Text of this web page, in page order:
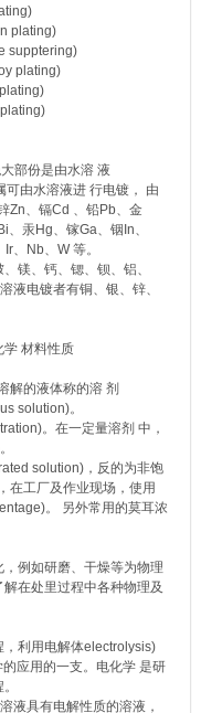
plating)
supptering)
plating)
部份是由水溶 液
由水溶液进 行电镀， 由
Zn、镉Cd 、铅Pb、金
汞Hg、镓Ga、铟In、
、Nb、W 等。
镁、钙、锶、钡、铝、
液电镀者有铜、银、锌、
学 材料性质
解的液体称的溶 剂
solution)。
。在一定量溶剂 中，
solution)，反的为非饱
在工厂及作业现场，使用
。 另外常用的莫耳浓
例如研磨、干燥等为物理
在处里过程中各种物理及
利用电解体electrolysis)
应用的一支。电化学 是研
液具有电解性质的溶液，